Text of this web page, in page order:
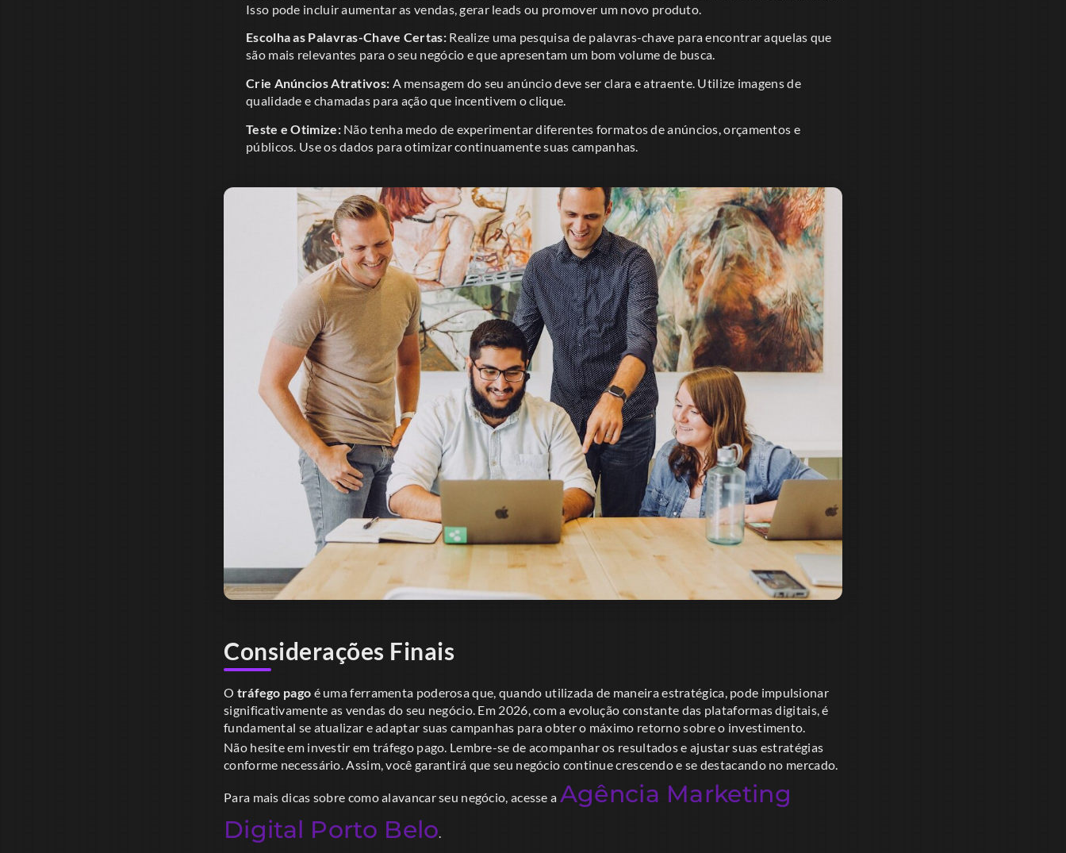
Isso pode incluir aumentar as vendas, gerar leads ou promover um novo produto.
Escolha as Palavras-Chave Certas:Realize uma pesquisa de palavras-chave para encontrar aquelas que
são mais relevantes para o seu negócio e que apresentam um bom volume de busca.
Crie Anúncios Atrativos: A mensagem do seu anúncio deve ser clara e atraente. Utilize imagens de
qualidade e chamadas para ação que incentivem o clique.
Teste e Otimize:Não tenha medo de experimentar diferentes formatos de anúncios, orçamentos e
públicos. Use os dados para otimizar continuamente suas campanhas.
Considerações Finais
O tráfego pago é uma ferramenta poderosa que, quando utilizada de maneira estratégica, pode impulsionar
significativamente as vendas do seu negócio. Em 2026, com a evolução constante das plataformas digitais, é
fundamental se atualizar e adaptar suas campanhas para obter o máximo retorno sobre o investimento.
Não hesite em investir em tráfego pago. Lembre-se de acompanhar os resultados e ajustar suas estratégias
conforme necessário. Assim, você garantirá que seu negócio continue crescendo e se destacando no mercado.
Para mais dicas sobre como alavancar seu negócio, acesse a Agência Marketing
Digital Porto Belo.